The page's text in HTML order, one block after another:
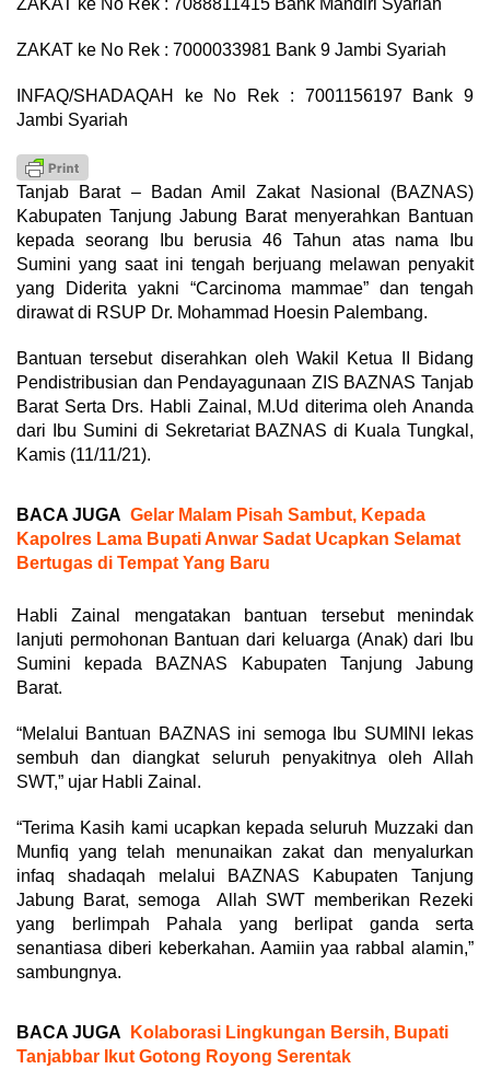
ZAKAT ke No Rek : 7088811415 Bank Mandiri Syariah
ZAKAT ke No Rek : 7000033981 Bank 9 Jambi Syariah
INFAQ/SHADAQAH ke No Rek : 7001156197 Bank 9
Jambi Syariah
Tanjab Barat – Badan Amil Zakat Nasional (BAZNAS)
Kabupaten Tanjung Jabung Barat menyerahkan Bantuan
kepada seorang Ibu berusia 46 Tahun atas nama Ibu
Sumini yang saat ini tengah berjuang melawan penyakit
yang Diderita yakni “Carcinoma mammae” dan tengah
dirawat di RSUP Dr. Mohammad Hoesin Palembang.
Bantuan tersebut diserahkan oleh Wakil Ketua II Bidang
Pendistribusian dan Pendayagunaan ZIS BAZNAS Tanjab
Barat Serta Drs. Habli Zainal, M.Ud diterima oleh Ananda
dari Ibu Sumini di Sekretariat BAZNAS di Kuala Tungkal,
Kamis (11/11/21).
BACA JUGA Gelar Malam Pisah Sambut, Kepada
Kapolres Lama Bupati Anwar Sadat Ucapkan Selamat
Bertugas di Tempat Yang Baru
Habli Zainal mengatakan bantuan tersebut menindak
lanjuti permohonan Bantuan dari keluarga (Anak) dari Ibu
Sumini kepada BAZNAS Kabupaten Tanjung Jabung
Barat.
“Melalui Bantuan BAZNAS ini semoga Ibu SUMINI lekas
sembuh dan diangkat seluruh penyakitnya oleh Allah
SWT,” ujar Habli Zainal.
“Terima Kasih kami ucapkan kepada seluruh Muzzaki dan
Munfiq yang telah menunaikan zakat dan menyalurkan
infaq shadaqah melalui BAZNAS Kabupaten Tanjung
Jabung Barat, semoga Allah SWT memberikan Rezeki
yang berlimpah Pahala yang berlipat ganda serta
senantiasa diberi keberkahan. Aamiin yaa rabbal alamin,”
sambungnya.
BACA JUGA
Kolaborasi Lingkungan Bersih, Bupati
Tanjabbar Ikut Gotong Royong Serentak